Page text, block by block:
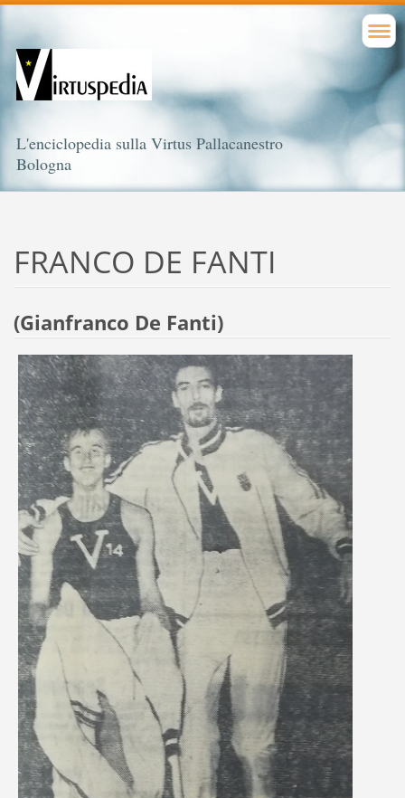
L'enciclopedia sulla Virtus Pallacanestro
Bologna
FRANCO DE FANTI
(Gianfranco De Fanti)